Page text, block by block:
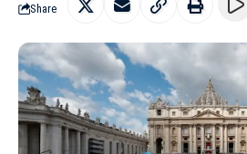
Share